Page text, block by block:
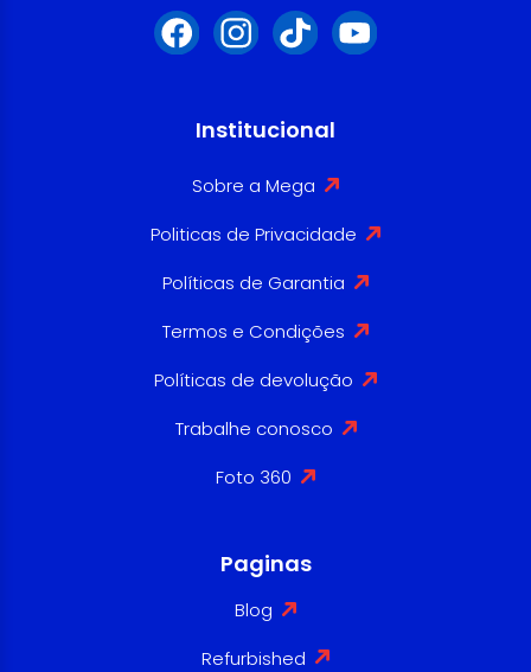
Institucional
Sobre a Mega
Politicas de Privacidade
Políticas de Garantia
Termos e Condições
Políticas de devolução
Trabalhe conosco
Foto 360
Paginas
Blog
Refurbished